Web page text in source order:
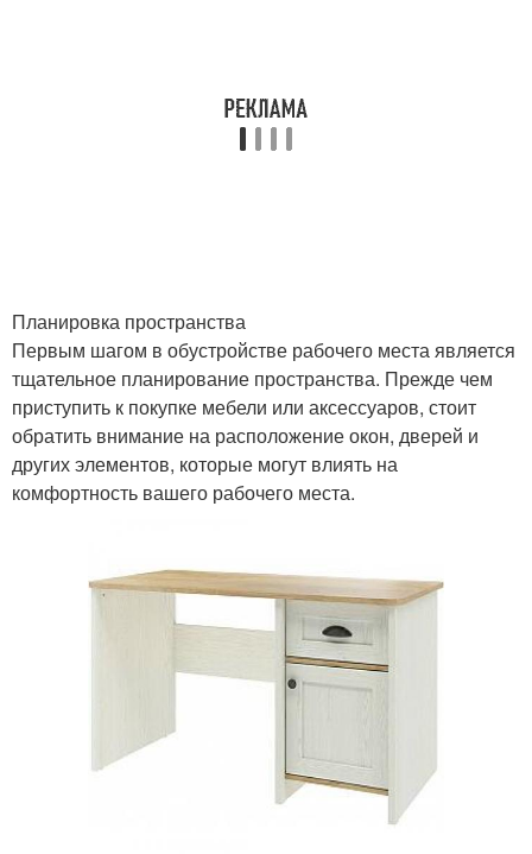
Планировка пространства
Первым шагом в обустройстве рабочего места является
тщательное планирование пространства. Прежде чем
приступить к покупке мебели или аксессуаров, стоит
обратить внимание на расположение окон, дверей и
других элементов, которые могут влиять на
комфортность вашего рабочего места.